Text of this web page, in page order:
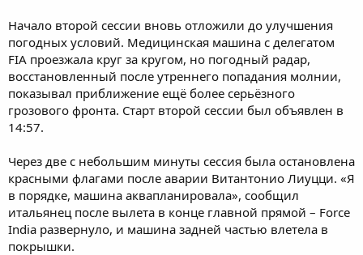
Начало второй сессии вновь отложили до улучшения
погодных условий. Медицинская машина с делегатом
FIA проезжала круг за кругом, но погодный радар,
восстановленный после утреннего попадания молнии,
показывал приближение ещё более серьёзного
грозового фронта. Старт второй сессии был объявлен в
14:57.
Через две с небольшим минуты сессия была остановлена
красными флагами после аварии Витантонио Лиуцци. «Я
в порядке, машина аквапланировала», сообщил
итальянец после вылета в конце главной прямой – Force
India развернуло, и машина задней частью влетела в
покрышки.